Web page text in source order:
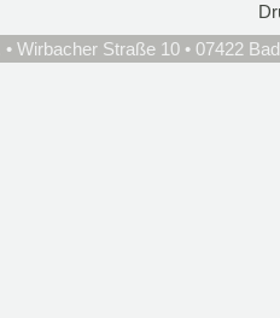
Wirbacher Straße 10 • 07422